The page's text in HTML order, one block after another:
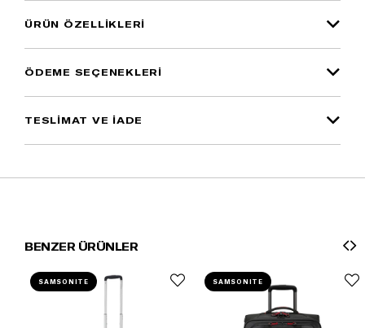
ÜRÜN ÖZELLIKLERI
ÖDEME SEÇENEKLERI
TESLİMAT VE İADE
BENZER ÜRÜNLER
SAMSONITE SAMSONITE